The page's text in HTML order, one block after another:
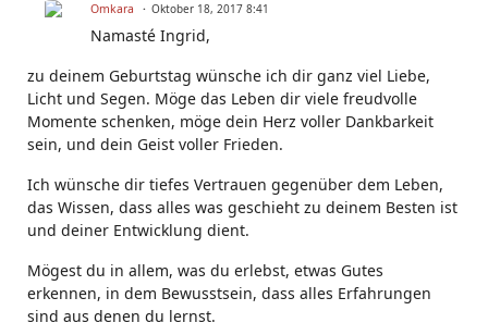
Omkara Oktober 18, 2017 8:41
Namasté Ingrid,
zu deinem Geburtstag wünsche ich dir ganz viel Liebe,
Licht und Segen. Möge das Leben dir viele freudvolle
Momente schenken, möge dein Herz voller Dankbarkeit
sein, und dein Geist voller Frieden.
Ich wünsche dir tiefes Vertrauen gegenüber dem Leben,
das Wissen, dass alles was geschieht zu deinem Besten ist
und deiner Entwicklung dient.
Mögest du in allem, was du erlebst, etwas Gutes
erkennen, in dem Bewusstsein, dass alles Erfahrungen
sind aus denen du lernst.